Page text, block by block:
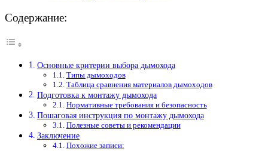
Содержание:
Основные критерии выбора дымохода
Типы дымоходов
Таблица сравнения материалов дымоходов
Подготовка к монтажу дымохода
Нормативные требования и безопасность
Пошаговая инструкция по монтажу дымохода
Полезные советы и рекомендации
Заключение
Похожие записи: